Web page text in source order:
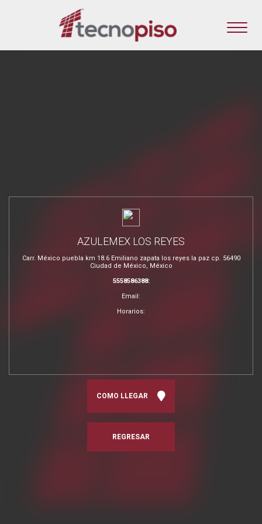
AZULEMEX LOS REYES
Carr. México puebla km 18.6 Emiliano zapata los reyes la paz cp. 56490
Ciudad de México, México
5558586388:
Email:
Horarios:
COMO LLEGAR
REGRESAR